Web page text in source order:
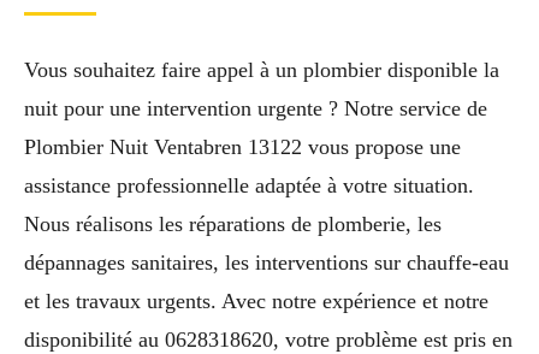
Vous souhaitez faire appel à un plombier disponible la
nuit pour une intervention urgente ? Notre service de
Plombier Nuit Ventabren 13122 vous propose une
assistance professionnelle adaptée à votre situation.
Nous réalisons les réparations de plomberie, les
dépannages sanitaires, les interventions sur chauffe-eau
et les travaux urgents. Avec notre expérience et notre
disponibilité au 0628318620, votre problème est pris en